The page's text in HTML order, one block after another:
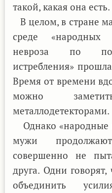
такой, какая она есть.
В целом, в стране
среде «народных
невроза по
истребления»
Время от времени
можно
металлодетекторами.
Однако «народные
мужи
совершенно не
друга. Одни
объединить